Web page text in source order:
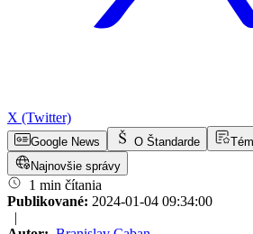
X (Twitter)
Google News O Štandarde
Najnovšie správy
1 min čítania
Publikované: 2024-01-04 09:34:00
|